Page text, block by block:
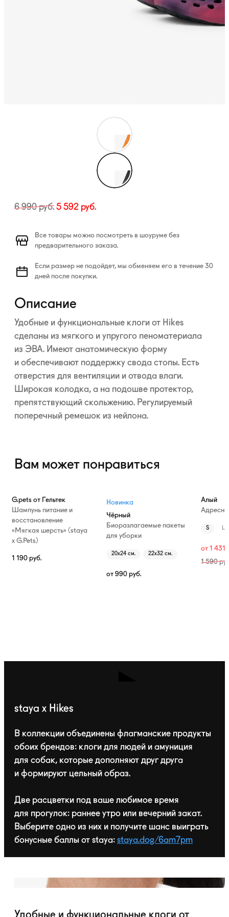
6 990руб. 5 592 руб.
Все товары можно посмотреть в шоуруме без
предварительного заказа.
Если размер не подойдет, мы обменяем его в течение 30
дней после покупки.
Описание
Удобные и функциональные клоги от Hikes
сделаны из мягкого и упругого пеноматериала
из ЭВА. Имеют анатомическую форму
и обеспечивают поддержку свода стопы. Есть
отверстия для вентиляции и отвода влаги.
Широкая колодка, а на подошве протектор,
препятствующий скольжению. Регулируемый
поперечный ремешок из нейлона.
Вам может понравиться
G.pets от Гельтек
Шампунь питание и
восстановление
«Мягкая шерсть» (staya
х G.Pets)
1 190 руб.
Новинка
Чёрный
Биоразлагаемые пакеты
для уборки
20х24 см. 22х32 см.
от 990 руб.
Алый
S L
от 1 431
1 590
staya x Hikes
В коллекции объединены флагманские продукты
обоих брендов: клоги для людей и амуниция
для собак, которые дополняют друг друга
и формируют цельный образ.
Две расцветки под ваше любимое время
для прогулок: раннее утро или вечерний закат.
Выберите одно из них и получите шанс выиграть
бонусные баллы от staya: staya.dog/6am7pm